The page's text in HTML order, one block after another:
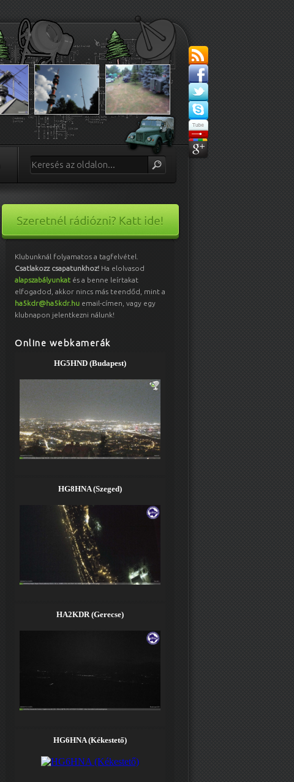
Klubunknál folyamatos a tagfelvétel.
Csatlakozz csapatunkhoz! Ha elolvasod
alapszabályunkat és a benne leírtakat
elfogadod, akkor nincs más teendőd, mint a
ha5kdr@ha5kdr.hu email-címen, vagy egy
klubnapon jelentkezni nálunk!
Online webkamerák